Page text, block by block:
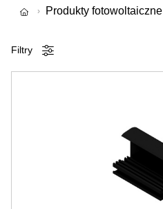
Produkty fotowoltaiczne
Filtry